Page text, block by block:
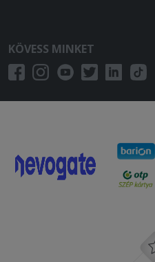
KÖVESS MINKET